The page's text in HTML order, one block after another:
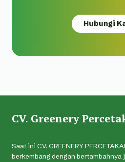
Hubungi
CV. Greenery
Saat ini CV. GREENERY
berkembang dengan bertambahnya